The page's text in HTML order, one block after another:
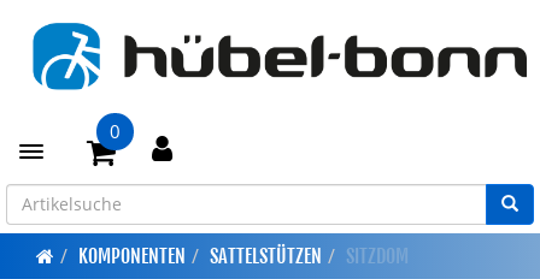
Toggle navigation
0
KOMPONENTEN SATTELSTÜTZEN SITZDOM